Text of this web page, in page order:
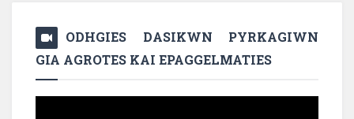
ODHGIES DASIKWN PYRKAGIWN
GIA AGROTES KAI EPAGGELMATIES